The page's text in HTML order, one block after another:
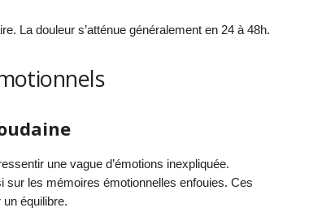
La douleur s’atténue généralement en 24 à 48h.
une vague d’émotions inexpliquée.
sur les mémoires émotionnelles enfouies. Ces
équilibre.